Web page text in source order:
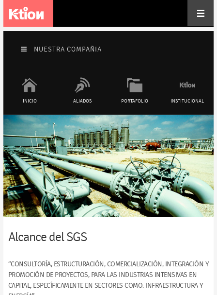
NUESTRA COMPAÑIA
INICIO ALIADOS PORTAFOLIO INSTITUCIONAL
Alcance del SGS
“CONSULTORÍA, ESTRUCTURACIÓN, COMERCIALIZACIÓN, INTEGRACIÓN Y
PROMOCIÓN DE PROYECTOS, PARA LAS INDUSTRIAS INTENSIVAS EN
CAPITAL, ESPECÍFICAMENTE EN SECTORES COMO: INFRAESTRUCTURA Y